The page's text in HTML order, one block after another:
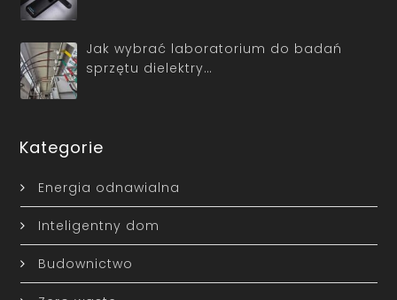
Jak wybrać laboratorium do badań
sprzętu dielektry…
Kategorie
Energia odnawialna
Inteligentny dom
Budownictwo